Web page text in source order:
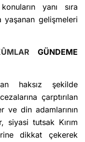
yanı sıra
yaşanan gelişmeleri
GÜNDEME
haksız şekilde
çarptırılan
ve din adamlarının
siyasi tutsak Kırım
dikkat çekerek